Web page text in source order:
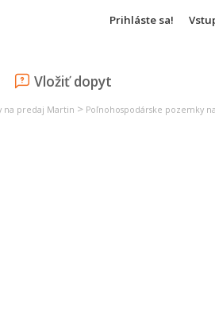
Prihláste sa!
Vložiť dopyt
na predaj Martin > Poľnohospodárske pozemky